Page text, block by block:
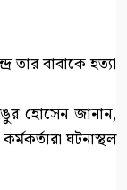
তার বাবাকে হত্যা
হোসেন জানান,
ঘটনাস্থল